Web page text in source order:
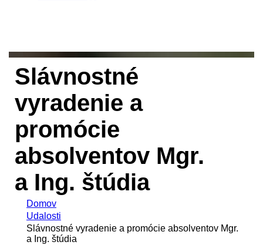
Slávnostné
vyradenie a
promócie
absolventov Mgr.
a Ing. štúdia
Domov
Udalosti
Slávnostné vyradenie a promócie absolventov Mgr.
a Ing. štúdia